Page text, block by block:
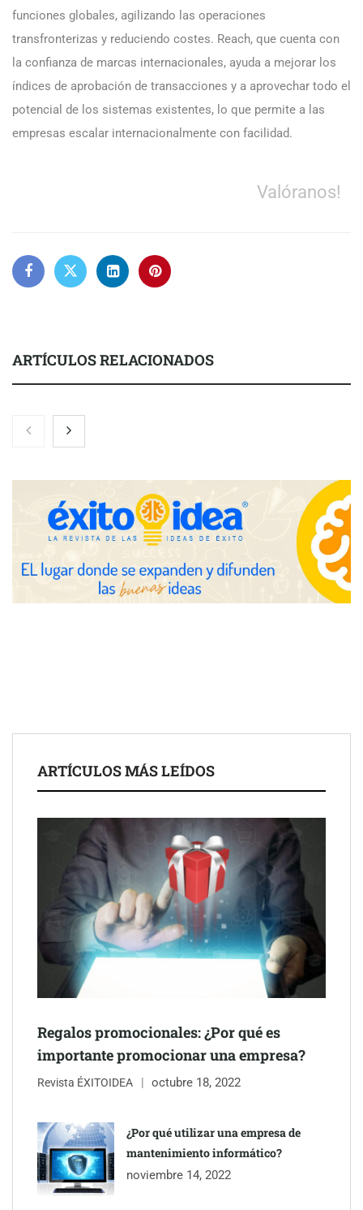
funciones globales, agilizando las operaciones
transfronterizas y reduciendo costes. Reach, que cuenta con
la confianza de marcas internacionales, ayuda a mejorar los
índices de aprobación de transacciones y a aprovechar todo el
potencial de los sistemas existentes, lo que permite a las
empresas escalar internacionalmente con facilidad.
Valóranos!
ARTÍCULOS RELACIONADOS
Nicols presenta seis modelos de anillos de compromiso para el
eclipse solar del 12 de agosto
Zoomex mejora su Strategy Center con herramientas
avanzadas para trading estratégico
COMPALISS de LYSOTRIC: cuando un solo producto multiplica
las posibilidades del salón profesional
Schaeffler mejora su rentabilidad en el primer semestre de 2026
NOVA: innovación y diseño que transforman espacios de la
mano de Tormo Franquicias
ARTÍCULOS MÁS LEÍDOS
Regalos promocionales: ¿Por qué es
importante promocionar una empresa?
Revista ÉXITOIDEA octubre 18, 2022
¿Por qué utilizar una empresa de
mantenimiento informático?
noviembre 14, 2022